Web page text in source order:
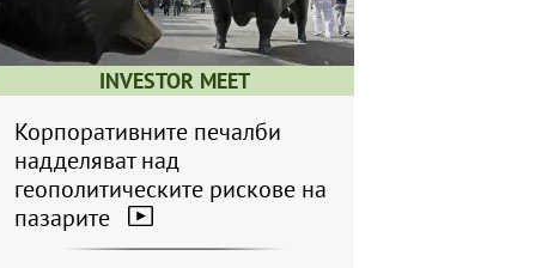
INVESTOR MEET
Корпоративните печалби
надделяват над
геополитическите рискове на
пазарите